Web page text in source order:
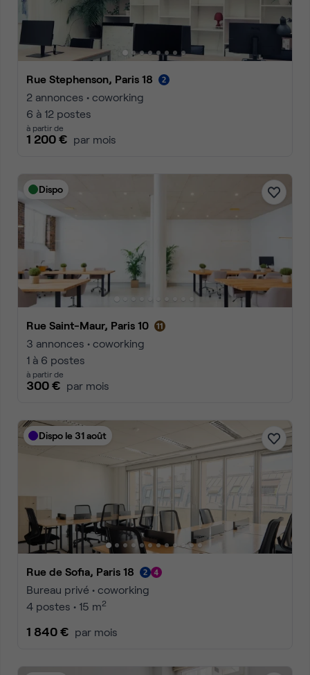
Rue Stephenson, Paris 18
2 annonces • coworking
6 à 12 postes
à partir de
1 200 € par mois
Dispo
Rue Saint-Maur, Paris 10
3 annonces • coworking
1 à 6 postes
à partir de
300 € par mois
Dispo le 31 août
Rue de Sofia, Paris 18
Bureau privé • coworking
4 postes • 15 m2
1 840 € par mois